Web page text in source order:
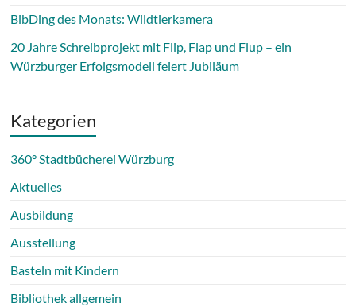
BibDing des Monats: Wildtierkamera
20 Jahre Schreibprojekt mit Flip, Flap und Flup – ein
Würzburger Erfolgsmodell feiert Jubiläum
Kategorien
360° Stadtbücherei Würzburg
Aktuelles
Ausbildung
Ausstellung
Basteln mit Kindern
Bibliothek allgemein